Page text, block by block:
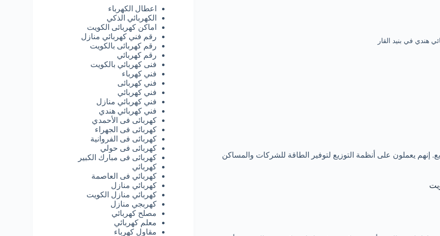
هندي في بنيد القار
إنهم يعملون على أنظمة التوزيع لتوفير الطاقة للشركات والمساكن
اعطال الكهرباء
الكهربائي الذكي
اماكن كهربائى الكويت
رقم فني كهربائي منازل
رقم كهربائى بالكويت
رقم كهربائي
فنى كهربائي بالكويت
فني كهرباء
فني كهربائى
فني كهربائي
فني كهربائي منازل
فني كهربائي هندي
كهربائى فى الأحمدي
كهربائى فى الجهراء
كهربائى فى الفروانية
كهربائى فى حولي
كهربائى فى مبارك الكبير
كهربائي
كهربائي فى العاصمة
كهربائي منازل
كهربائي منازل الكويت
كهربجي منازل
مصلح كهربائي
معلم كهربائي
مقاول كهرباء